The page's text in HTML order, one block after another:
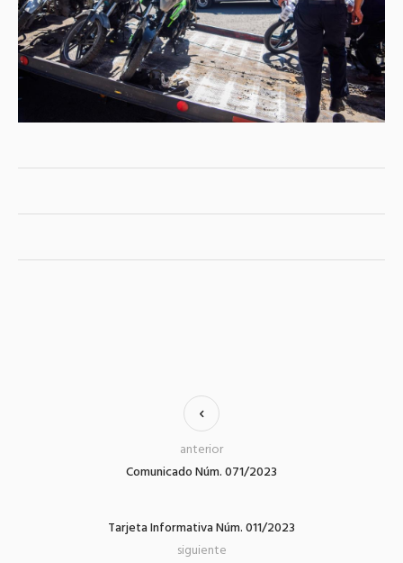
Comunicado Núm. 071/2023
anterior
Tarjeta Informativa Núm. 011/2023
siguiente